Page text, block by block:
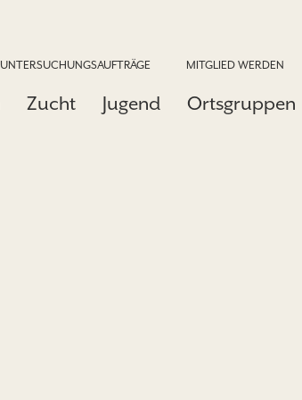
UNTERSUCHUNGSAUFTRÄGE MITGLIED WERDEN
Zucht Jugend Ortsgruppen